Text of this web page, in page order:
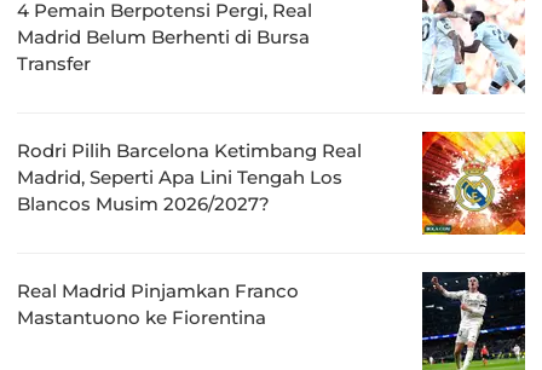
4 Pemain Berpotensi Pergi, Real
Madrid Belum Berhenti di Bursa
Transfer
Rodri Pilih Barcelona Ketimbang Real
Madrid, Seperti Apa Lini Tengah Los
Blancos Musim 2026/2027?
Real Madrid Pinjamkan Franco
Mastantuono ke Fiorentina